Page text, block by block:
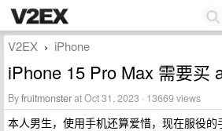
V2EX › iPhone
iPhone 15 Pro Max 需要买
Byfruitmonsterat Oct 31, 2023 · 13669 views
本人男生，使用手机还算爱惜，现在服役